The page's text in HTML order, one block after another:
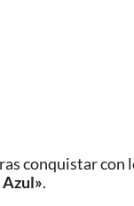
conquistar con
Azul».